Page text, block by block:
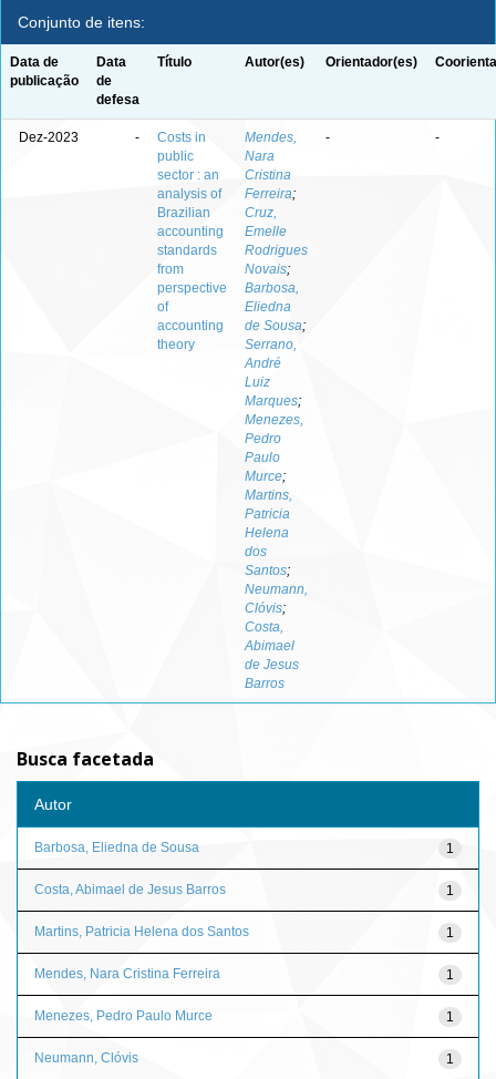
Conjunto de itens:
Data de
publicação
Data
de
defesa
Título Autor(es) Orientador(es)
Dez-2023 -
Costs in
public
sector : an
analysis of
Brazilian
accounting
standards
from
perspective
of
accounting
theory
Mendes,
Nara
Cristina
Ferreira;
Cruz,
Emelle
Rodrigues
Novais;
Barbosa,
Eliedna
de Sousa;
Serrano,
André
Luiz
Marques;
Menezes,
Pedro
Paulo
Murce;
Martins,
Patricia
Helena
dos
Santos;
Neumann,
Clóvis;
Costa,
Abimael
de Jesus
Barros
- -
Busca facetada
Autor
1
Barbosa, Eliedna de Sousa
1
Costa, Abimael de Jesus Barros
1
Martins, Patricia Helena dos Santos
1
Mendes, Nara Cristina Ferreira
1
Menezes, Pedro Paulo Murce
1
Neumann, Clóvis